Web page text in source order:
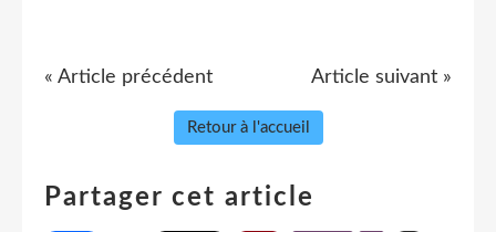
« Article précédent Article suivant »
Retour à l'accueil
Partager cet article